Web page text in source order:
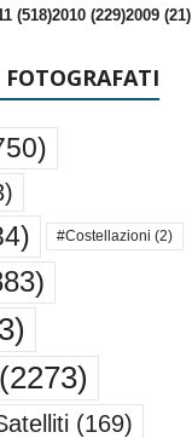
(518)2010 (229)2009 (21)
#Costellazioni (2)
(169)